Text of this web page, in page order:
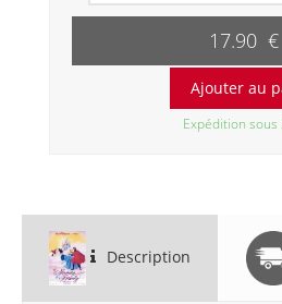
17.90 €
Expédition sous
Description